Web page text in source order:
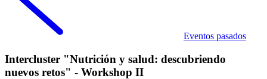
Eventos pasados
Intercluster "Nutrición y salud: descubriendo
nuevos retos" - Workshop II